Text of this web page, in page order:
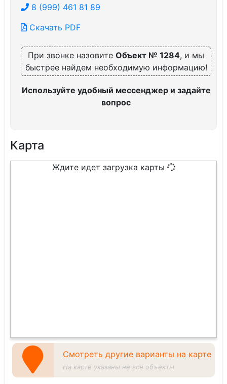
8 (999) 461 81 89
Скачать PDF
При звонке назовите Объект № 1284, и мы
быстрее найдем необходимую информацию!
Используйте удобный мессенджер и задайте
вопрос
Карта
Ждите идет загрузка карты
Смотреть другие варианты на карте
На карте указаны не все объекты